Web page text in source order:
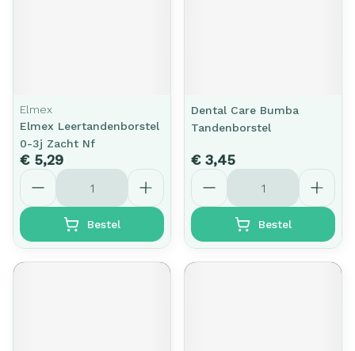
Elmex
Elmex Leertandenborstel
0-3j Zacht Nf
€ 5,29
Aantal
Bestel
Dental Care Bumba
Tandenborstel
€ 3,45
Aantal
Bestel